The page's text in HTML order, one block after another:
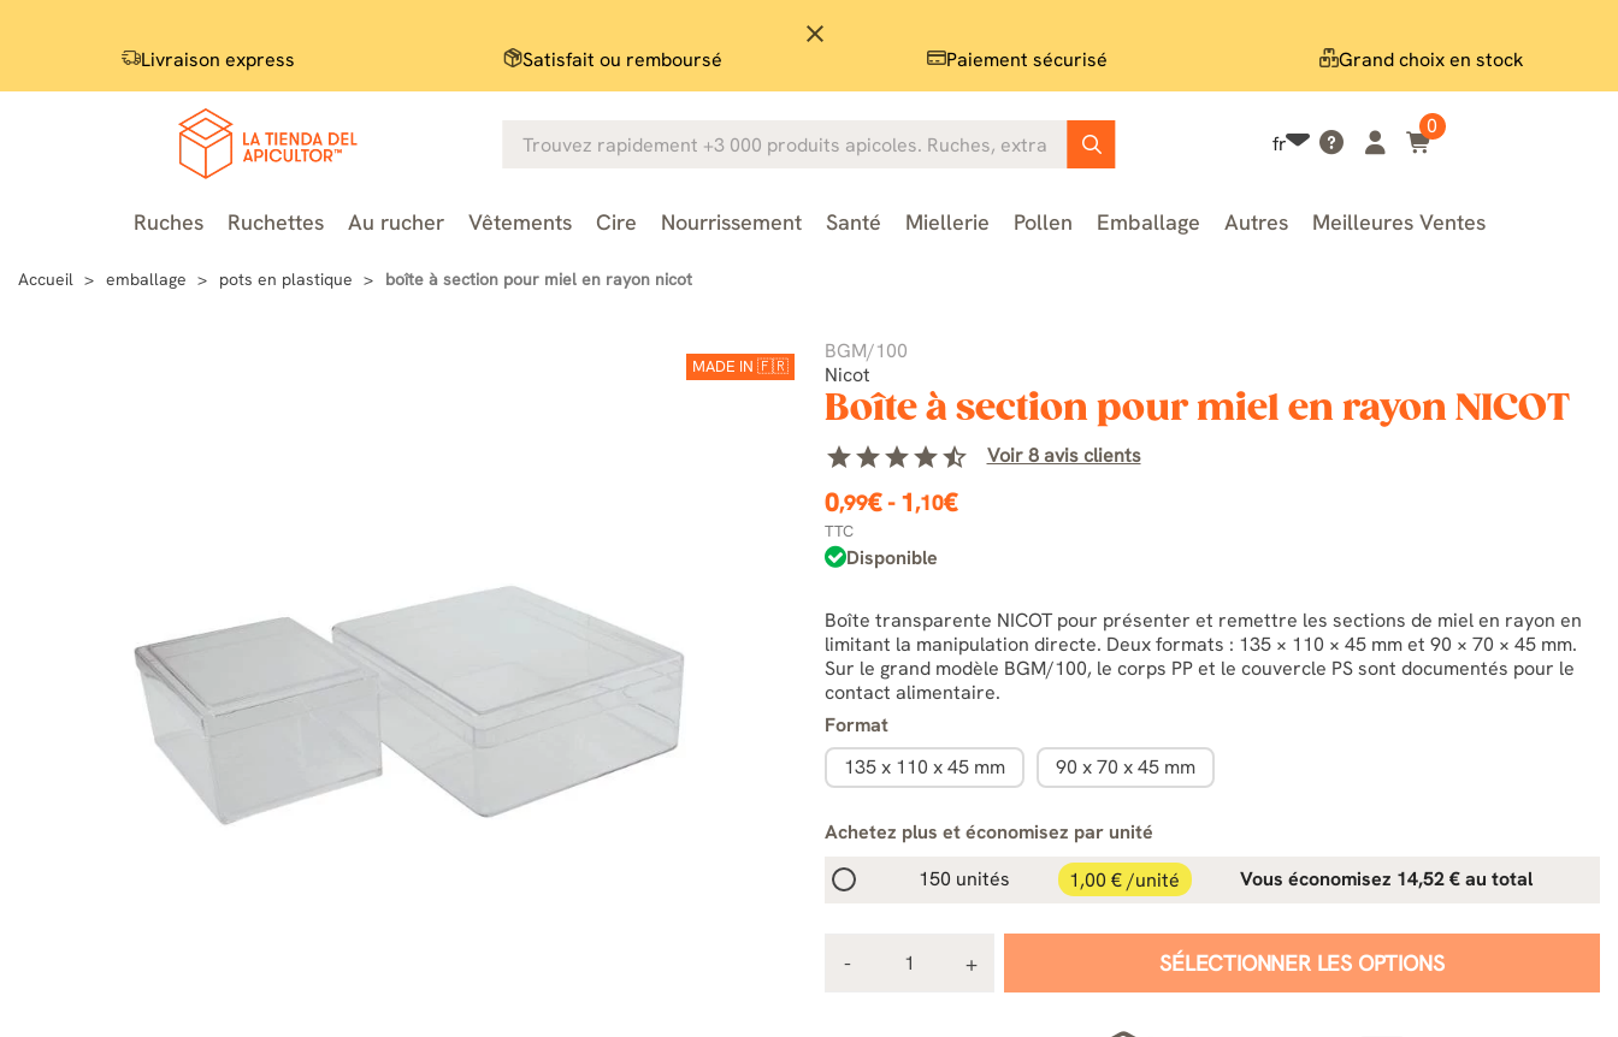
close
Livraison express Satisfait ou remboursé Paiement sécurisé Grand choix en stock
fr
0
Ruches Ruchettes Au rucher Vêtements Cire Nourrissement Santé Miellerie Pollen Emballage Autres Meilleures Ventes
Accueil emballage pots en plastique boîte à section pour miel en rayon nicot
BGM/100
Nicot
Boîte à section pour miel en rayon NICOT
starstarstarstarstar_half Voir 8 avis clients
MADE IN 🇫🇷
0,99€-1,10€
TTC
Disponible
Boîte transparente NICOT pour présenter et remettre les sections de miel en rayon en
limitant la manipulation directe. Deux formats : 135 × 110 × 45 mm et 90 × 70 × 45 mm.
Sur le grand modèle BGM/100, le corps PP et le couvercle PS sont documentés pour le
contact alimentaire.
Format
135 x 110 x 45 mm
90 x 70 x 45 mm
Achetez plus et économisez par unité
150 unités
1,00 € /unité Vous économisez 14,52 € au total
SÉLECTIONNER LES OPTIONS